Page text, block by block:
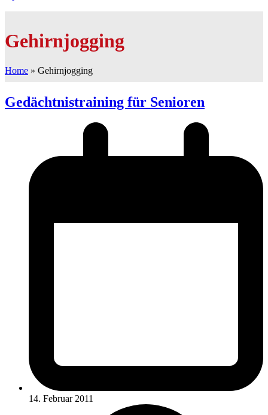
Gehirnjogging
Home » Gehirnjogging
Gedächtnistraining für Senioren
14. Februar 2011